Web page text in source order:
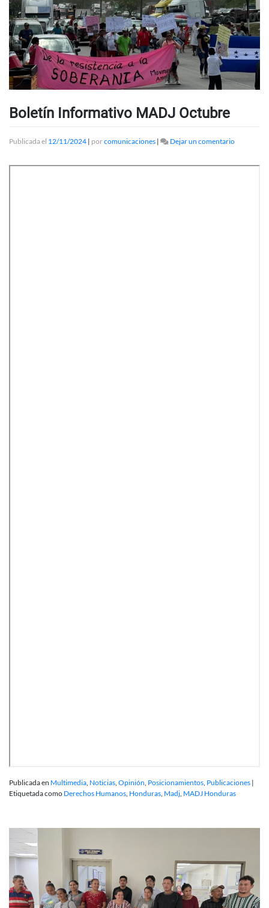
Boletín Informativo MADJ Octubre
Publicada el 12/11/2024 | porcomunicaciones | Dejar un comentarioen
Publicada en Multimedia Noticias Opinión Posicionamientos Publicaciones |
Etiquetada como Derechos Humanos Honduras Madj MADJ Honduras